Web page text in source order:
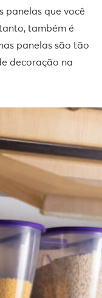
panelas que você
também é
panelas são tão
decoração na